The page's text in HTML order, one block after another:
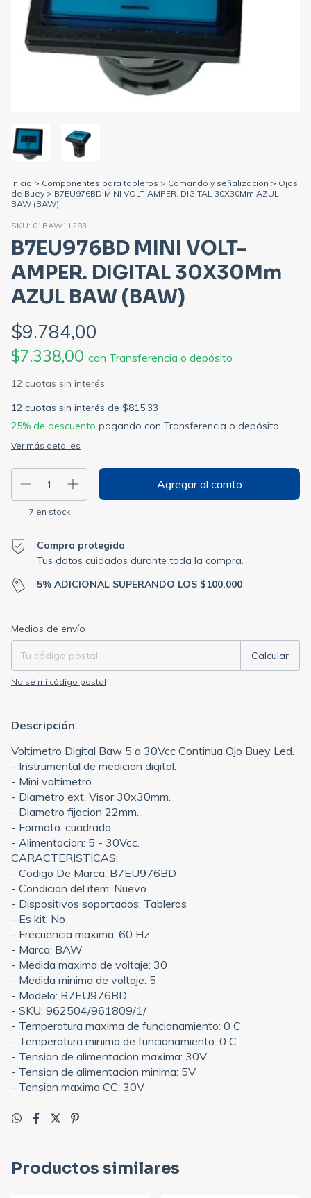
Inicio > Componentes para tableros > Comando y señalizacion > Ojos
de Buey > B7EU976BD MINI VOLT-AMPER. DIGITAL 30X30Mm AZUL
BAW (BAW)
SKU: 01BAW11283
B7EU976BD MINI VOLT-
AMPER. DIGITAL 30X30Mm
AZUL BAW (BAW)
$9.784,00
$7.338,00 con Transferencia o depósito
12 cuotas sin interés de $815,33
25% de descuento pagando con Transferencia o depósito
Ver más detalles
7 en stock
Compra protegida
Tus datos cuidados durante toda la compra.
5% ADICIONAL SUPERANDO LOS $100.000
Entregas para el CP:
Medios de envío
Calcular
No sé mi código postal
Descripción
Voltimetro Digital Baw 5 a 30Vcc Continua Ojo Buey Led.
- Instrumental de medicion digital.
- Mini voltimetro.
- Diametro ext. Visor 30x30mm.
- Diametro fijacion 22mm.
- Formato: cuadrado.
- Alimentacion: 5 - 30Vcc.
CARACTERISTICAS:
- Codigo De Marca: B7EU976BD
- Condicion del item: Nuevo
- Dispositivos soportados: Tableros
- Es kit: No
- Frecuencia maxima: 60 Hz
- Marca: BAW
- Medida maxima de voltaje: 30
- Medida minima de voltaje: 5
- Modelo: B7EU976BD
- SKU: 962504/961809/1/
- Temperatura maxima de funcionamiento: 0 C
- Temperatura minima de funcionamiento: 0 C
- Tension de alimentacion maxima: 30V
- Tension de alimentacion minima: 5V
- Tension maxima CC: 30V
Productos similares